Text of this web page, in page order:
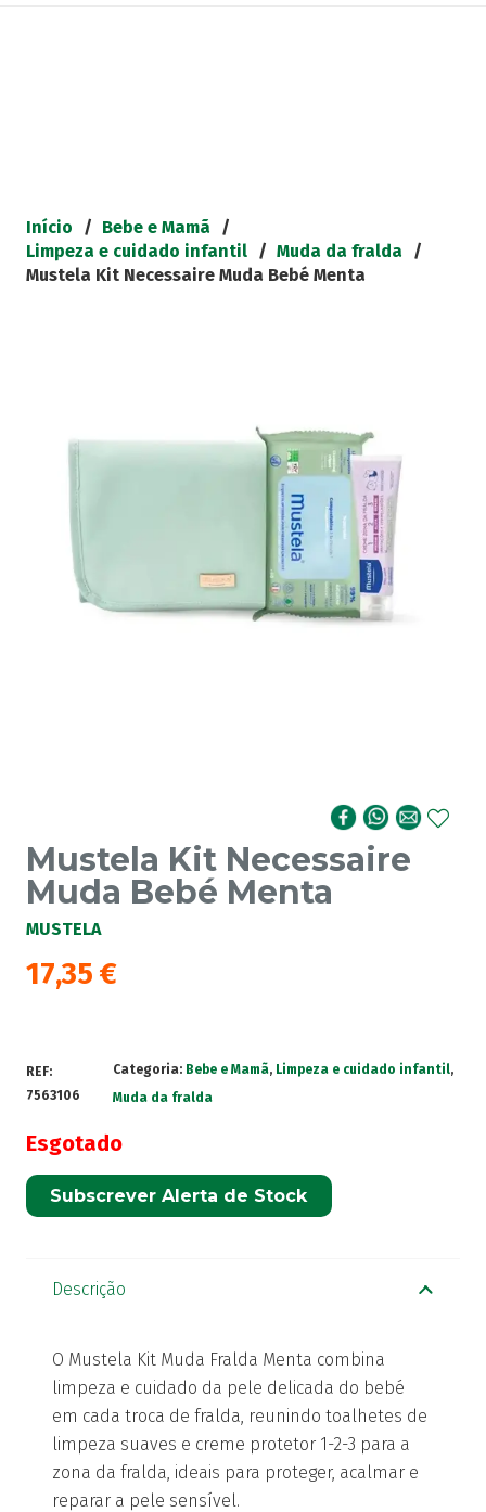
Início / Bebe e Mamã
/
Limpeza e cuidado infantil / Muda da fralda
/
Mustela Kit Necessaire Muda Bebé Menta
Mustela Kit Necessaire
Muda Bebé Menta
MUSTELA
17,35 €
REF:
7563106
Categoria: Bebe e Mamã, Limpeza e cuidado infantil,
Muda da fralda
Esgotado
Subscrever Alerta de Stock
Descrição
O Mustela Kit Muda Fralda Menta combina
limpeza e cuidado da pele delicada do bebé
em cada troca de fralda, reunindo toalhetes de
limpeza suaves e creme protetor 1-2-3 para a
zona da fralda, ideais para proteger, acalmar e
reparar a pele sensível.